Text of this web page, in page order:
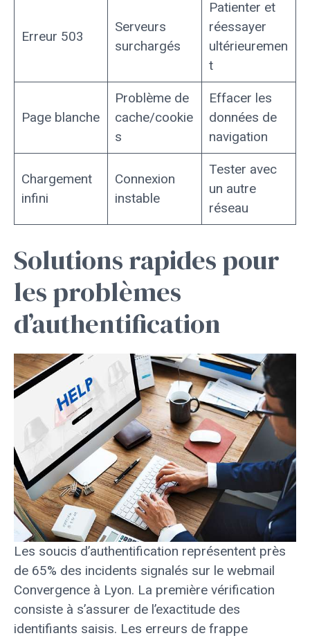
Erreur 503
Serveurs
surchargés
Patienter et
réessayer
ultérieuremen
t
Page blanche
Problème de
cache/cookie
s
Effacer les
données de
navigation
Chargement
infini
Connexion
instable
Tester avec
un autre
réseau
Solutions rapides pour
les problèmes
d’authentification
Les soucis d’authentification représentent près
de 65% des incidents signalés sur le webmail
Convergence à Lyon. La première vérification
consiste à s’assurer de l’exactitude des
identifiants saisis. Les erreurs de frappe